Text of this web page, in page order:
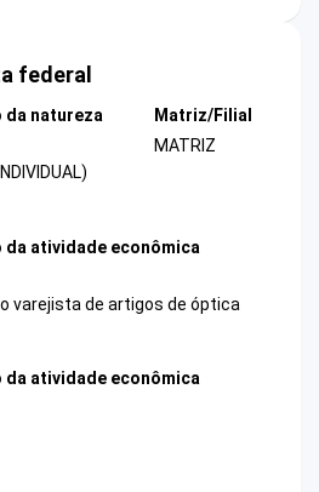
federal
da natureza
Matriz/Filial
MATRIZ
atividade econômica
varejista de artigos de óptica
atividade econômica